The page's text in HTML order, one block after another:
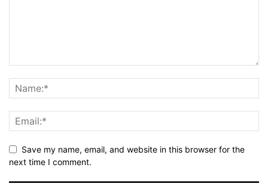
Save my name, email, and website in this browser for the
next time I comment.